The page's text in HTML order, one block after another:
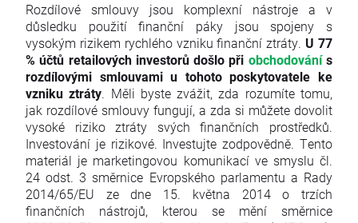
Rozdílové smlouvy jsou komplexní nástroje a v
důsledku použití finanční páky jsou spojeny s
vysokým rizikem rychlého vzniku finanční ztráty. U 77
% účtů retailových investorů došlo při obchodovánís
rozdílovými smlouvami u tohoto poskytovatele ke
vzniku ztráty. Měli byste zvážit, zda rozumíte tomu,
jak rozdílové smlouvy fungují, a zda si můžete dovolit
vysoké riziko ztráty svých finančních prostředků.
Investování je rizikové. Investujte zodpovědně. Tento
materiál je marketingovou komunikací ve smyslu čl.
24 odst. 3 směrnice Evropského parlamentu a Rady
2014/65/EU ze dne 15. května 2014 o trzích
finančních nástrojů, kterou se mění směrnice